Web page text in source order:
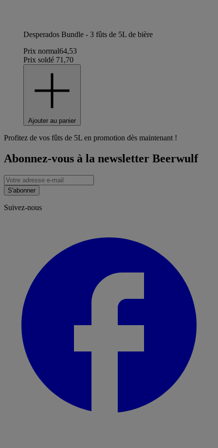
Desperados Bundle - 3 fûts de 5L de bière
Prix normal64,53
Prix soldé 71,70
Ajouter au panier
Profitez de vos fûts de 5L en promotion dès maintenant !
Abonnez-vous à la newsletter Beerwulf
S'abonner
Suivez-nous